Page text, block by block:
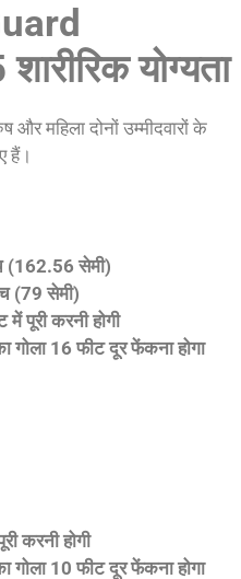
योग्यता
और महिला दोनों उम्मीदवारों के
हैं।
(162.56 सेमी)
(79 सेमी)
पूरी करनी होगी
गोला 16 फीट दूर फेंकना होगा
करनी होगी
गोला 10 फीट दूर फेंकना होगा